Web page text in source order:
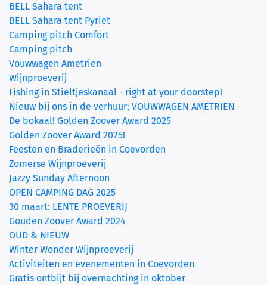
BELL Sahara tent
BELL Sahara tent Pyriet
Camping pitch Comfort
Camping pitch
Vouwwagen Ametrien
Wijnproeverij
Fishing in Stieltjeskanaal - right at your doorstep!
Nieuw bij ons in de verhuur; VOUWWAGEN AMETRIEN
De bokaal! Golden Zoover Award 2025
Golden Zoover Award 2025!
Feesten en Braderieën in Coevorden
Zomerse Wijnproeverij
Jazzy Sunday Afternoon
OPEN CAMPING DAG 2025
30 maart: LENTE PROEVERIJ
Gouden Zoover Award 2024
OUD & NIEUW
Winter Wonder Wijnproeverij
Activiteiten en evenementen in Coevorden
Gratis ontbijt bij overnachting in oktober